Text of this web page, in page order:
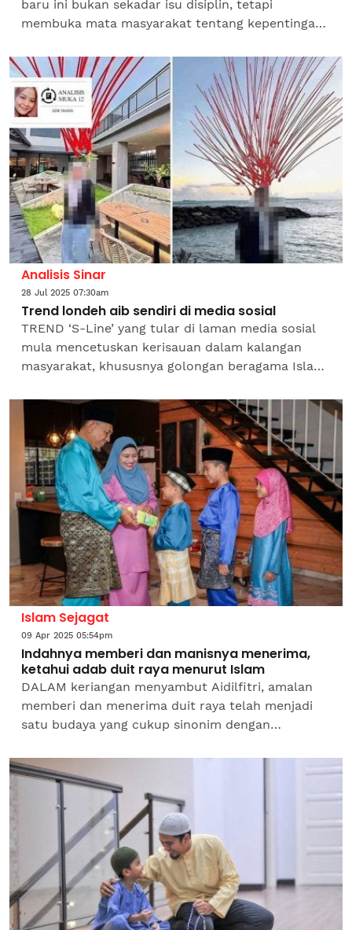
baru ini bukan sekadar isu disiplin, tetapi
membuka mata masyarakat tentang kepentingan
akademik, malah...
Analisis Sinar
28 Jul 2025 07:30am
Trend londeh aib sendiri di media sosial
TREND ‘S-Line’ yang tular di laman media sosial
mula mencetuskan kerisauan dalam kalangan
masyarakat, khususnya golongan beragama Islam
pendedahan aib...
Islam Sejagat
09 Apr 2025 05:54pm
Indahnya memberi dan manisnya menerima,
ketahui adab duit raya menurut Islam
DALAM keriangan menyambut Aidilfitri, amalan
memberi dan menerima duit raya telah menjadi
satu budaya yang cukup sinonim dengan
budaya itu bukan sekadar...